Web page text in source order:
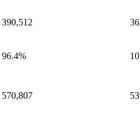
390,512
96.4%
570,807